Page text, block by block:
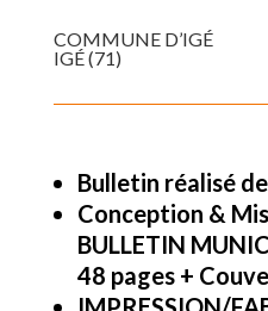
COMMUNE D’IGÉ
IGÉ (71)
Bulletin réalisé
Conception &
BULLETIN
48 pages +